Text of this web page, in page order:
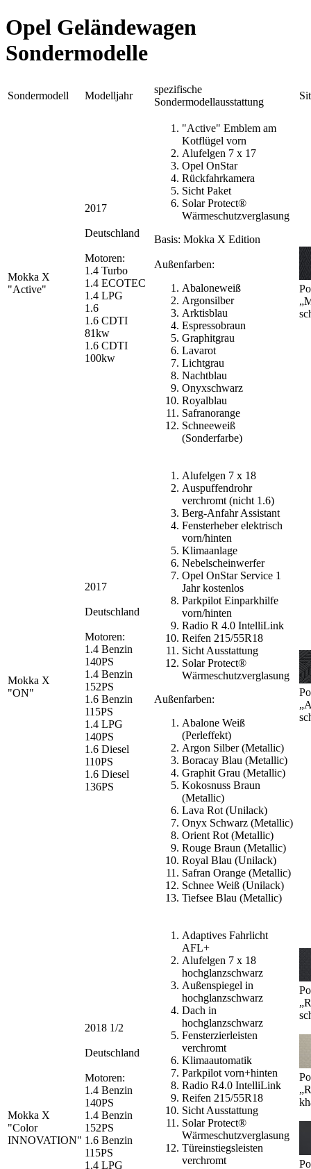
Opel Geländewagen
Sondermodelle
Sondermodell Modelljahr
spezifische
Sondermodellausstattung
Mokka X
"Active"
2017
Deutschland
Motoren:
1.4 Turbo
1.4 ECOTEC
1.4 LPG
1.6
1.6 CDTI
81kw
1.6 CDTI
100kw
"Active" Emblem am
Kotflügel vorn
Alufelgen 7 x 17
Opel OnStar
Rückfahrkamera
Sicht Paket
Solar Protect®
Wärmeschutzverglasung
Basis: Mokka X Edition
Außenfarben:
Abaloneweiß
Argonsilber
Arktisblau
Espressobraun
Graphitgrau
Lavarot
Lichtgrau
Nachtblau
Onyxschwarz
Royalblau
Safranorange
Schneeweiß
(Sonderfarbe)
Mokka X
"ON"
2017
Deutschland
Motoren:
1.4 Benzin
140PS
1.4 Benzin
152PS
1.6 Benzin
115PS
1.4 LPG
140PS
1.6 Diesel
110PS
1.6 Diesel
136PS
Alufelgen 7 x 18
Auspuffendrohr
verchromt (nicht 1.6)
Berg-Anfahr Assistant
Fensterheber elektrisch
vorn/hinten
Klimaanlage
Nebelscheinwerfer
Opel OnStar Service 1
Jahr kostenlos
Parkpilot Einparkhilfe
vorn/hinten
Radio R 4.0 IntelliLink
Reifen 215/55R18
Sicht Ausstattung
Solar Protect®
Wärmeschutzverglasung
Außenfarben:
Abalone Weiß
(Perleffekt)
Argon Silber (Metallic)
Boracay Blau (Metallic)
Graphit Grau (Metallic)
Kokosnuss Braun
(Metallic)
Lava Rot (Unilack)
Onyx Schwarz (Metallic)
Orient Rot (Metallic)
Rouge Braun (Metallic)
Royal Blau (Unilack)
Safran Orange (Metallic)
Schnee Weiß (Unilack)
Tiefsee Blau (Metallic)
Mokka X
"Color
INNOVATION"
2018 1/2
Deutschland
Motoren:
1.4 Benzin
140PS
1.4 Benzin
152PS
1.6 Benzin
115PS
1.4 LPG
Adaptives Fahrlicht
AFL+
Alufelgen 7 x 18
hochglanzschwarz
Außenspiegel in
hochglanzschwarz
Dach in
hochglanzschwarz
Fensterzierleisten
verchromt
Klimaautomatik
Parkpilot vorn+hinten
Radio R4.0 IntelliLink
Reifen 215/55R18
Sicht Ausstattung
Solar Protect®
Wärmeschutzverglasung
Türeinstiegsleisten
verchromt